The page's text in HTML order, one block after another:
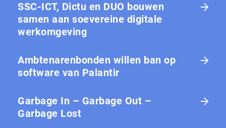
SSC-ICT, Dictu en DUO bouwen
samen aan soevereine digitale
werkomgeving
Ambtenarenbonden willen ban op
software van Palantir
Garbage In – Garbage Out –
Garbage Lost